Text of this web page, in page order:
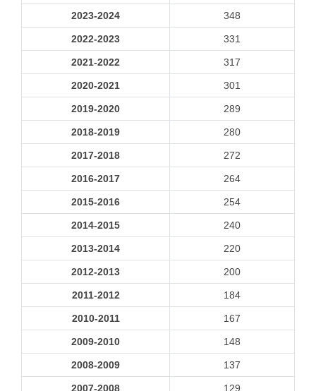
2023-2024 348
2022-2023 331
2021-2022 317
2020-2021 301
2019-2020 289
2018-2019 280
2017-2018 272
2016-2017 264
2015-2016 254
2014-2015 240
2013-2014 220
2012-2013 200
2011-2012 184
2010-2011 167
2009-2010 148
2008-2009 137
2007-2008 129